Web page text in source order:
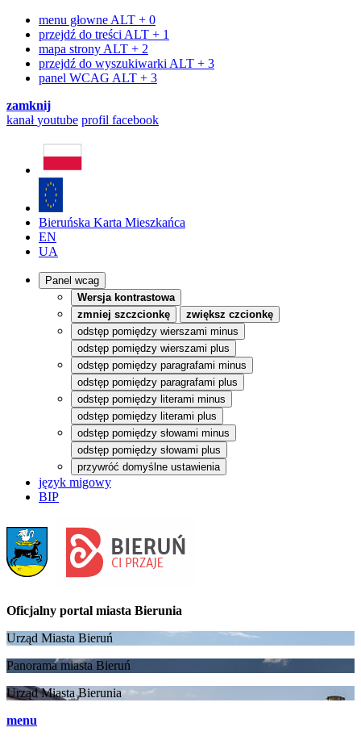
menu głowne ALT + 0
przejdź do treści ALT + 1
mapa strony ALT + 2
przejdź do wyszukiwarki ALT + 3
panel WCAG ALT + 3
zamknij
kanałyoutube profil facebook
Bieruńska Karta Mieszkańca
EN
UA
Panel wcag
Wersja kontrastowa
zmniej szczcionkę
zwiększ czcionkę
odstęp pomiędzy wierszami minus
odstęp pomiędzy wierszami plus
odstęp pomiędzy paragrafami minus
odstęp pomiędzy paragrafami plus
odstęp pomiędzy literami minus
odstęp pomiędzy literami plus
odstęp pomiędzy słowami minus
odstęp pomiędzy słowami plus
przywróć domyślne ustawienia
język migowy
BIP
Oficjalny portal miasta Bierunia
Urząd Miasta Bieruń
Panorama miasta Bieruń
Urząd Miasta Bierunia
menu